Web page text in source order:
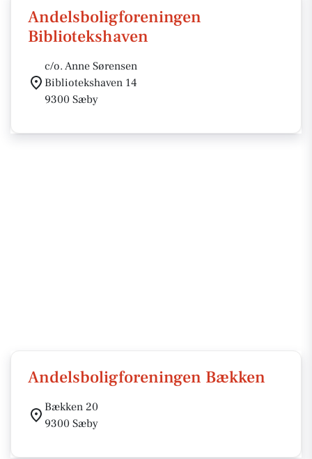
Andelsboligforeningen
Bibliotekshaven
c/o. Anne Sørensen
Bibliotekshaven 14
9300 Sæby
Andelsboligforeningen Bækken
Bækken 20
9300 Sæby